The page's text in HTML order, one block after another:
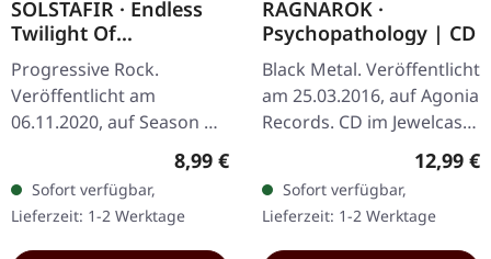
SOLSTAFIR · Endless
Twilight Of
Codependent Love |
DIGIPAK CD
Progressive Rock.
Veröffentlicht am
06.11.2020, auf Season Of
DigiPak mit fettem 20-
seitigem Booklet.
"Endless Twilight of…
Regulärer Preis:
8,99 €
Sofort verfügbar,
Lieferzeit: 1-2 Werktage
RAGNAROK ·
Psychopathology | CD
Black Metal. Veröffentlicht
am 25.03.2016, auf Agonia
Records. CD im Jewelcase.
Die norwegischen Black-
Ragnarok haben ihr
achtes…
12,99 €
Sofort verfügbar,
Lieferzeit: 1-2 Werktage